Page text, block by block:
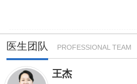
医生团队 PROFESSIONAL TEAM
王杰